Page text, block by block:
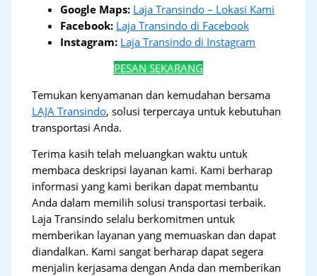
Google Maps: Laja Transindo – Lokasi Kami
Facebook: Laja Transindo di Facebook
Instagram: Laja Transindo di Instagram
PESAN SEKARANG
Temukan kenyamanan dan kemudahan bersama
LAJA Transindo, solusi terpercaya untuk kebutuhan
transportasi Anda.
Terima kasih telah meluangkan waktu untuk
membaca deskripsi layanan kami. Kami berharap
informasi yang kami berikan dapat membantu
Anda dalam memilih solusi transportasi terbaik.
Laja Transindo selalu berkomitmen untuk
memberikan layanan yang memuaskan dan dapat
diandalkan. Kami sangat berharap dapat segera
menjalin kerjasama dengan Anda dan memberikan